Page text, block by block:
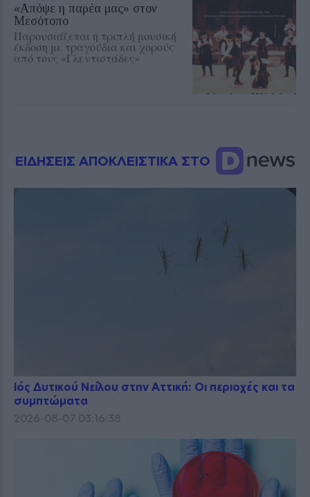
«Απόψε η παρέα μας» στον
Μεσότοπο
Παρουσιάζεται η τριπλή μουσική
έκδοση με τραγούδια και χορούς
από τους «Γλεντιστάδες»
ΕΙΔΗΣΕΙΣ ΑΠΟΚΛΕΙΣΤΙΚΑ ΣΤΟ
Ιός Δυτικού Νείλου στην Αττική: Οι περιοχές και τα
συμπτώματα
2026-08-07 03:16:38